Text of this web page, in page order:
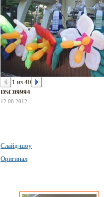
1 из 40
DSC09994
12.08.2012
Слайд-шоу
Оригинал